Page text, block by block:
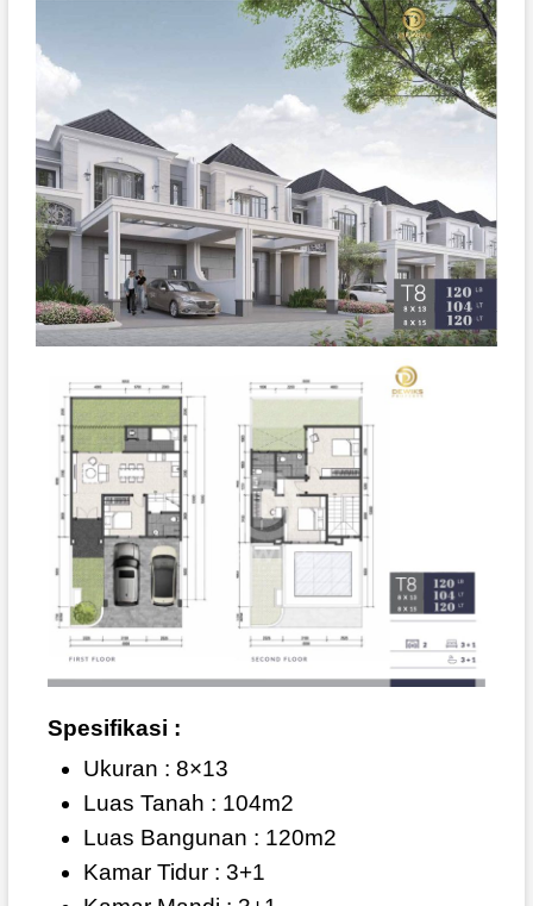
Spesifikasi :
Ukuran : 8×13
Luas Tanah : 104m2
Luas Bangunan : 120m2
Kamar Tidur : 3+1